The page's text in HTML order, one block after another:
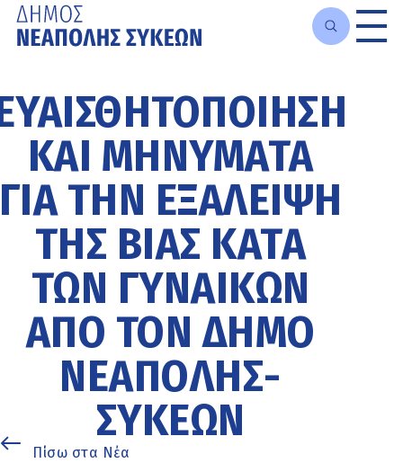
κυρίως
περιεχόμενο
ΚΑΙ ΜΗΝΎΜΑΤΑ
ΤΗΝ ΕΞΆΛΕΙΨΗ
ΤΗΣ ΒΊΑΣ ΚΑΤΆ
ΤΩΝ ΓΥΝΑΙΚΏΝ
ΑΠΌ ΤΟΝ ΔΉΜΟ
ΝΕΆΠΟΛΗΣ-
ΣΥΚΕΏΝ
Πίσω στα Νέα